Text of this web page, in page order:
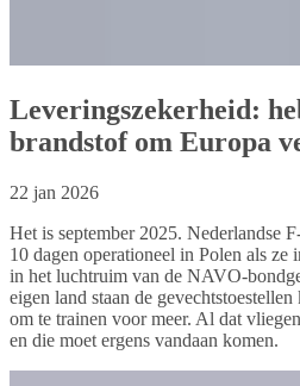
Leveringszekerheid:
brandstof om Europa
22 jan 2026
Het is september 2025. Nederlandse
10 dagen operationeel in Polen als ze
in het luchtruim van de NAVO-
eigen land staan de
om te trainen voor meer. Al dat
en die moet ergens vandaan komen.